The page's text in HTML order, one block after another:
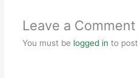
Leave a Comment
You must be logged in to